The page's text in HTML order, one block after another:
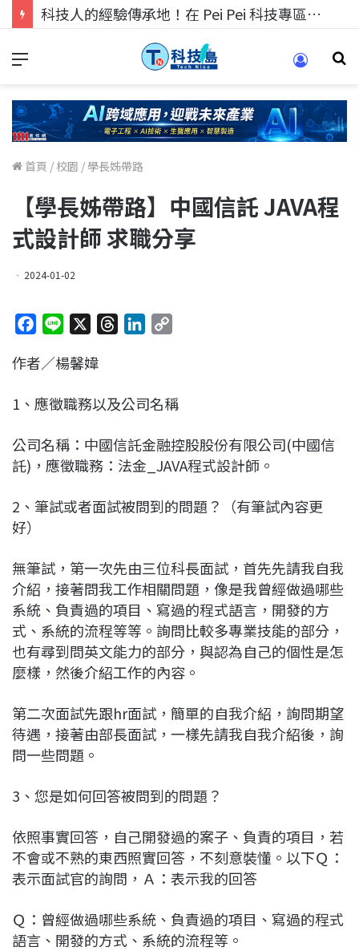
科技人的經驗傳承地！在 Pei Pei 科技專區，與學弟妹交流最硬核的技術
首頁 / 校園 / 學長姊帶路
【學長姊帶路】中國信託 JAVA程
式設計師 求職分享
2024-01-02
c
b
o
k
n
a
s
e
I
n
L
n
k
作者／楊馨媁
1、應徵職務以及公司名稱
公司名稱：中國信託金融控股股份有限公司(中國信
託)，應徵職務：法金_JAVA程式設計師。
2、筆試或者面試被問到的問題？（有筆試內容更
好）
無筆試，第一次先由三位科長面試，首先先請我自我
介紹，接著問我工作相關問題，像是我曾經做過哪些
系統、負責過的項目、寫過的程式語言，開發的方
式、系統的流程等等。詢問比較多專業技能的部分，
也有尋到問英文能力的部分，與認為自己的個性是怎
麼樣，然後介紹工作的內容。
第二次面試先跟hr面試，簡單的自我介紹，詢問期望
待遇，接著由部長面試，一樣先請我自我介紹後，詢
問一些問題。
3、您是如何回答被問到的問題？
依照事實回答，自己開發過的案子、負責的項目，若
不會或不熟的東西照實回答，不刻意裝懂。以下Ｑ：
表示面試官的詢問，Ａ：表示我的回答
Ｑ：曾經做過哪些系統、負責過的項目、寫過的程式
語言、開發的方式、系統的流程等。